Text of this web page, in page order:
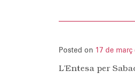
Posted on 17 de març
L’Entesa per